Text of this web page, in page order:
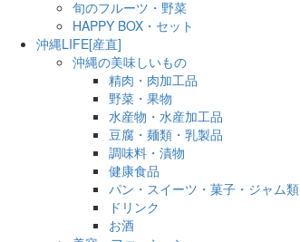
旬のフルーツ・野菜
HAPPY BOX・セット
沖縄LIFE[産直]
沖縄の美味しいもの
精肉・肉加工品
野菜・果物
水産物・水産加工品
豆腐・麺類・乳製品
調味料・漬物
健康食品
パン・スイーツ・菓子・ジャム類
ドリンク
お酒